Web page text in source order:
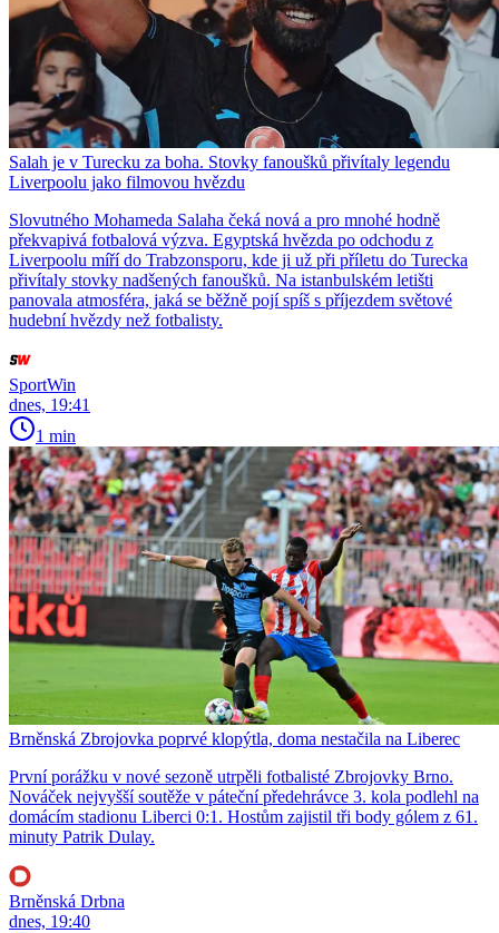
Salah je v Turecku za boha. Stovky fanoušků přivítaly legendu
Liverpoolu jako filmovou hvězdu
Slovutného Mohameda Salaha čeká nová a pro mnohé hodně
překvapivá fotbalová výzva. Egyptská hvězda po odchodu z
Liverpoolu míří do Trabzonsporu, kde ji už při příletu do Turecka
přivítaly stovky nadšených fanoušků. Na istanbulském letišti
panovala atmosféra, jaká se běžně pojí spíš s příjezdem světové
hudební hvězdy než fotbalisty.
SportWin
dnes, 19:41
1 min
Brněnská Zbrojovka poprvé klopýtla, doma nestačila na Liberec
První porážku v nové sezoně utrpěli fotbalisté Zbrojovky Brno.
Nováček nejvyšší soutěže v páteční předehrávce 3. kola podlehl na
domácím stadionu Liberci 0:1. Hostům zajistil tři body gólem z 61.
minuty Patrik Dulay.
Brněnská Drbna
dnes, 19:40